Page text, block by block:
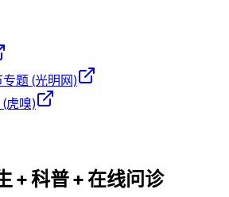
题 (光明网)
虎嗅)
+ 科普 + 在线问诊